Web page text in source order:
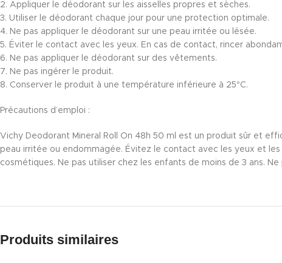
2. Appliquer le déodorant sur les aisselles propres et sèches.
3. Utiliser le déodorant chaque jour pour une protection optimale.
4. Ne pas appliquer le déodorant sur une peau irritée ou lésée.
5. Éviter le contact avec les yeux. En cas de contact, rincer
6. Ne pas appliquer le déodorant sur des vêtements.
7. Ne pas ingérer le produit.
8. Conserver le produit à une température inférieure à 25°C.
Précautions d’emploi :
Vichy Deodorant Mineral Roll On 48h 50 ml est un produit sûr et
peau irritée ou endommagée. Évitez le contact avec les yeux et les
cosmétiques. Ne pas utiliser chez les enfants de moins de 3 ans.
Produits similaires